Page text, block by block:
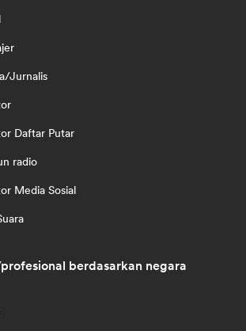
Jurnalis
Daftar Putar
radio
Media Sosial
berdasarkan negara